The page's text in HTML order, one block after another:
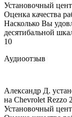
Установочный
Оценка качества
Насколько Вы
десятибальной
10
Аудиоотзыв
Александр Д.
на Chevrolet Rezzo
Установочный